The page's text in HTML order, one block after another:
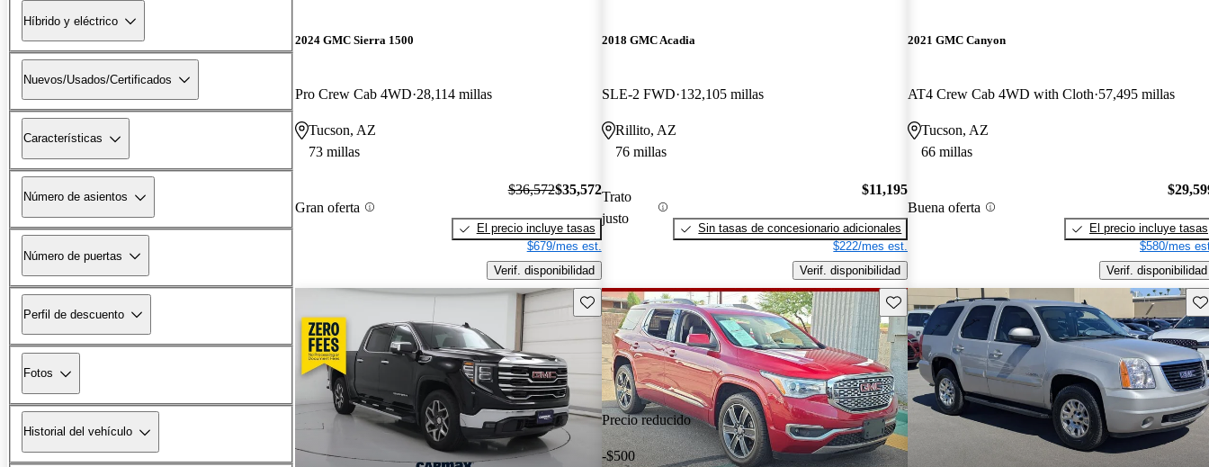
Híbrido y eléctrico
Nuevos/Usados/Certificados
Características
Número de asientos
Número de puertas
Perfil de descuento
Fotos
Historial del vehículo
2024 GMC Sierra 1500
Pro Crew Cab 4WD 28,114 millas
Tucson, AZ
73 millas
Gran oferta
$36,572$35,572
El precio incluye tasas
$679/mes est.
Verif. disponibilidad
2018 GMC Acadia
SLE-2 FWD 132,105 millas
Rillito, AZ
76 millas
Trato
justo
$11,195
Sin tasas de concesionario adicionales
$222/mes est.
Verif. disponibilidad
2021 GMC Canyon
AT4 Crew Cab 4WD with Cloth 57,495 millas
Tucson, AZ
66 millas
Buena oferta
El precio incluye tasas
$580/mes
Verif. disponibilidad
Guarda este Aviso
Precio reducido
-$500
Guarda este Aviso